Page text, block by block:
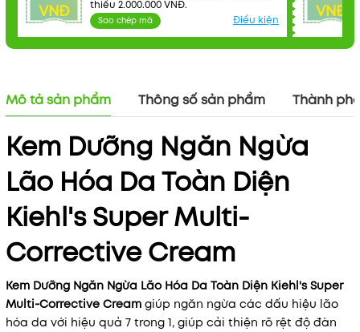
VNĐ
thiểu 2.000.000 VNĐ.
Sao chép mã Điều kiện
VNĐ
Mã khuyến mãi:
Điều kiện:
Mô tả sản phẩm Thông số sản phẩm Thành
Kem Dưỡng Ngăn Ngừa
Lão Hóa Da Toàn Diện
Kiehl's Super Multi-
Corrective Cream
Kem Dưỡng Ngăn Ngừa Lão Hóa Da Toàn Diện Kiehl's Super
Multi-Corrective Cream giúp ngăn ngừa các dấu hiệu lão
hóa da với hiệu quả 7 trong 1, giúp cải thiện rõ rệt độ đàn